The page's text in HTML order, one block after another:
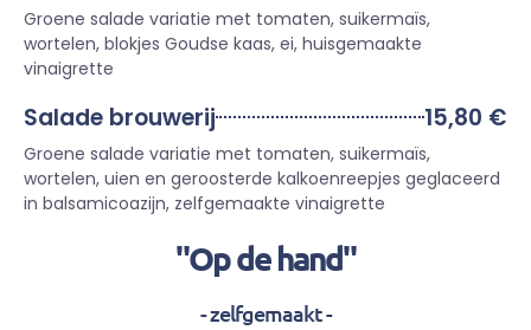
Groene salade variatie met tomaten, suikermaïs,
wortelen, blokjes Goudse kaas, ei, huisgemaakte
vinaigrette
Salade brouwerij 15,80 €
Groene salade variatie met tomaten, suikermaïs,
wortelen, uien en geroosterde kalkoenreepjes geglaceerd
in balsamicoazijn, zelfgemaakte vinaigrette
"Op de hand"
- zelfgemaakt -